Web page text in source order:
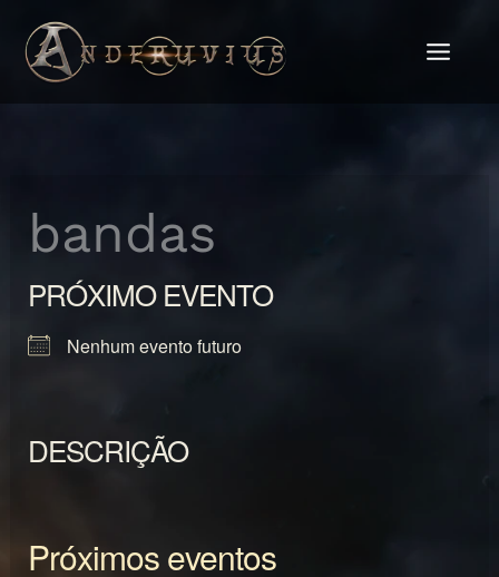
para
bandas
PRÓXIMO EVENTO
Nenhum evento futuro
DESCRIÇÃO
Próximos eventos